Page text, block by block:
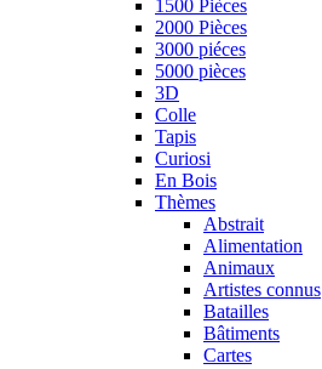
1500 Pièces
2000 Pièces
3000 piéces
5000 pièces
3D
Colle
Tapis
Curiosi
En Bois
Thèmes
Abstrait
Alimentation
Animaux
Artistes connus
Batailles
Bâtiments
Cartes